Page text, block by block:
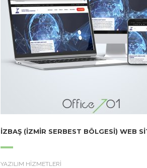
İZBAŞ (İZMIR SERBEST BÖLGESI) WEB
YAZILIM HİZMETLERİ